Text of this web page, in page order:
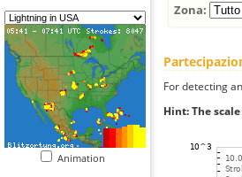
Animation
Zona:
For detecting
Hint: The